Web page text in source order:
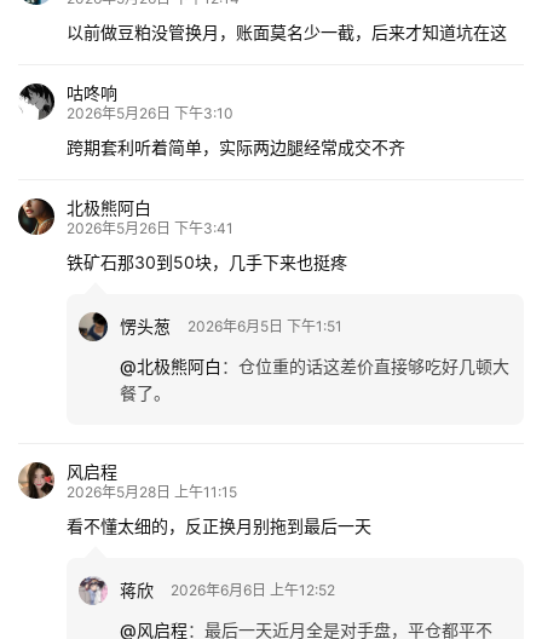
以前做豆粕没管换月，账面莫名少一截，后来才知道坑在这
咕咚响
2026年5月26日 下午3:10
跨期套利听着简单，实际两边腿经常成交不齐
北极熊阿白
2026年5月26日 下午3:41
铁矿石那30到50块，几手下来也挺疼
愣头葱 2026年6月5日 下午1:51
@北极熊阿白 ： 仓位重的话这差价直接够吃好几顿大
餐了。
风启程
2026年5月28日 上午11:15
看不懂太细的，反正换月别拖到最后一天
蒋欣 2026年6月6日 上午12:52
@风启程： 最后一天近月全是对手盘，平仓都平不